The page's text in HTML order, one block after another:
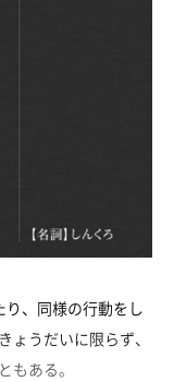
、同様の行動をし
うだいに限らず、
もある。